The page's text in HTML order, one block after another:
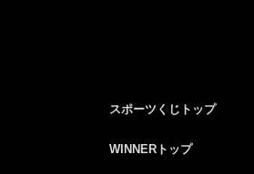
スポーツくじトップ
WINNERトップ